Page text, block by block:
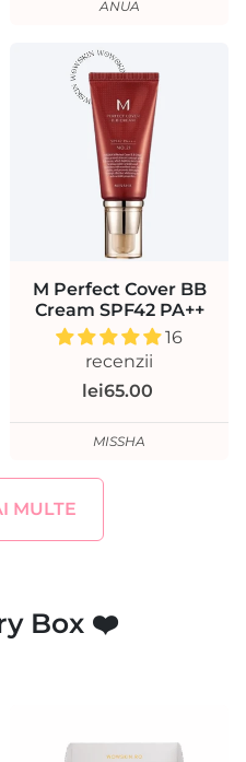
ANUA
M Perfect Cover BB
Cream SPF42 PA++
16
recenzii
lei65.00
MISSHA
MULTE
Box ❤️